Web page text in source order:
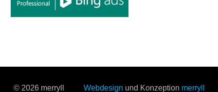
© 2026 merryll Webdesign und Konzeption merryll